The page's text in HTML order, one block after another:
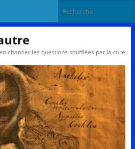
chantier les questions soufflées par la cure